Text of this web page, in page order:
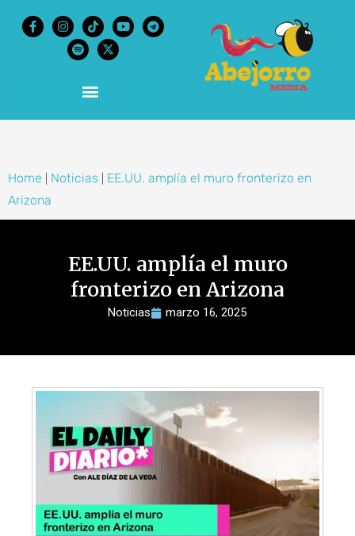
Home Noticias
EE.UU. amplía el muro fronterizo en
Arizona
EE.UU. amplía el muro
fronterizo en Arizona
Noticias marzo 16, 2025